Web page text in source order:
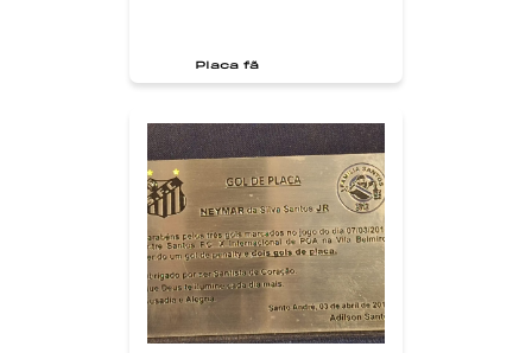
Placa fã